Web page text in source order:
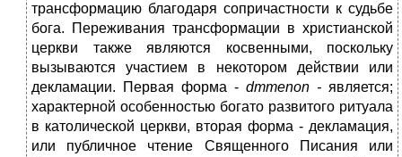
трансформацию благодаря сопричастности к судьбе
бога. Переживания трансформации в христианской
церкви также являются косвенными, поскольку
вызываются участием в некотором действии или
декламации. Первая форма - dmmenon - является;
характерной особенностью богато развитого ритуала
в католической церкви, вторая форма - декламация,
или публичное чтение Священного Писания или